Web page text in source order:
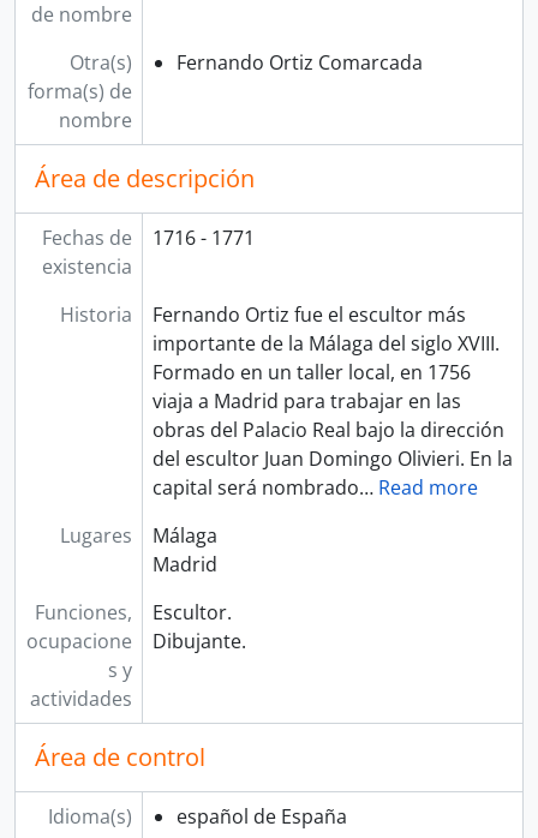
de nombre
Otra(s)
forma(s) de
nombre
Fernando Ortiz Comarcada
Área de descripción
Fechas de
existencia
1716 - 1771
Historia
Fernando Ortiz fue el escultor más
importante de la Málaga del siglo XVIII.
Formado en un taller local, en 1756
viaja a Madrid para trabajar en las
obras del Palacio Real bajo la dirección
del escultor Juan Domingo Olivieri. En la
capital será nombrado… Read more
Lugares
Málaga
Madrid
Funciones,
ocupacione
s y
actividades
Escultor.
Dibujante.
Área de control
Idioma(s) español de España